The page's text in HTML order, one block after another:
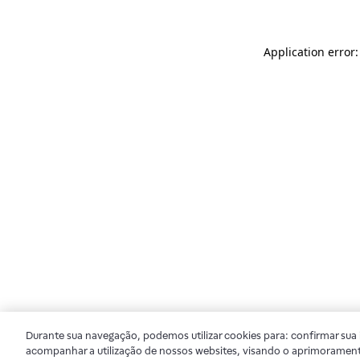
Application
Durante sua navegação, podemos utilizar cookies para: confirmar
acompanhar a utilização de nossos websites, visando o